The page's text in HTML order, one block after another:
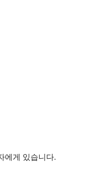
에게 있습니다.